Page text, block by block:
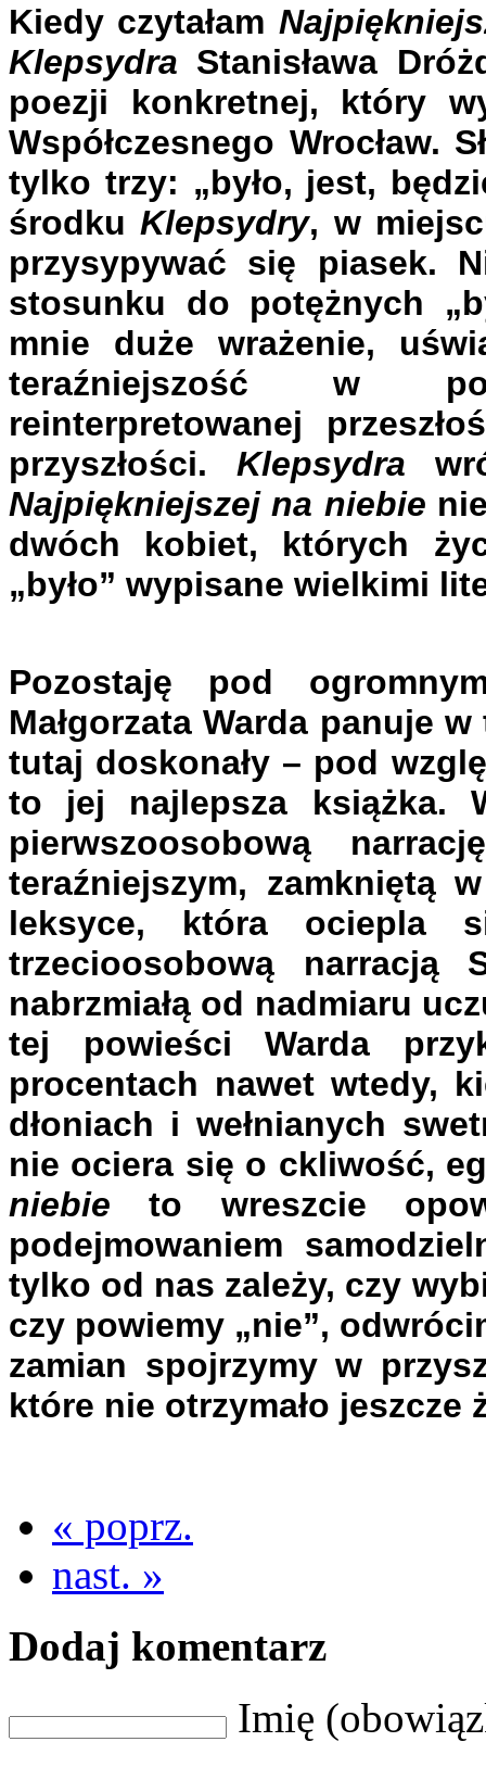
Kiedy czytałam
Klepsydra Stanisława
poezji konkretnej, który
Współczesnego Wrocław.
tylko trzy: „było, jest,
środkuKlepsydry, w
przysypywać się piasek.
stosunku do potężnych
mnie duże wrażenie,
teraźniejszość w
reinterpretowanej
przyszłości.Klepsydra
Najpiękniejszej na niebie
dwóch kobiet, których
„było” wypisane wielkimi
Pozostaję pod
Małgorzata Warda panuje
tutaj doskonały – pod
to jej najlepsza książka.
pierwszoosobową
teraźniejszym, zamkniętą
leksyce, która ociepla
trzecioosobową
nabrzmiałą od nadmiaru
tej powieści Warda
procentach nawet wtedy,
dłoniach i wełnianych
nie ociera się o ckliwość,
niebie to wreszcie
podejmowaniem
tylko od nas zależy, czy
czy powiemy „nie”,
zamian spojrzymy w
które nie otrzymało jeszcze
« poprz.
nast. »
Dodaj komentarz
Imię